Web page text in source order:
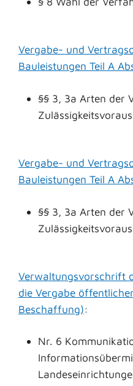
Vergabe- und
Bauleistungen Teil A
§§ 3, 3a Arten der
Vergabe- und
Bauleistungen Teil A
§§ 3, 3a Arten der
Verwaltungsvorschrift
die Vergabe
Beschaffung):
Nr. 6